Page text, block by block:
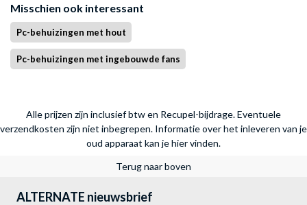
Misschien ook interessant
Pc-behuizingen met hout
Pc-behuizingen met ingebouwde fans
Alle prijzen zijn inclusief btw en Recupel-bijdrage. Eventuele
verzendkosten zijn niet inbegrepen. Informatie over het inleveren van je
oud apparaat kan je hier vinden.
Terug naar boven
ALTERNATE nieuwsbrief